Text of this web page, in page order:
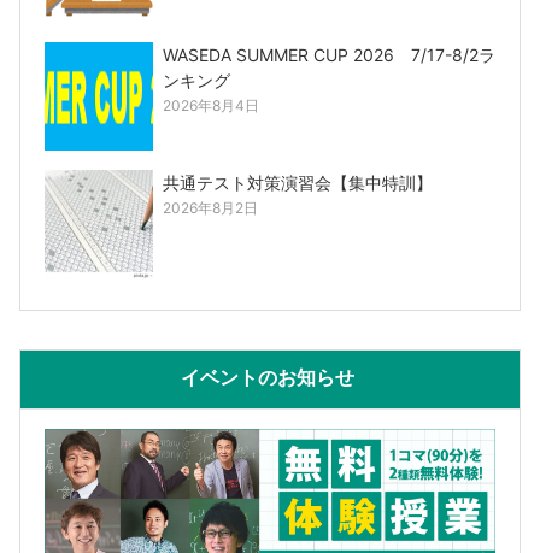
WASEDA SUMMER CUP 2026 7/17-8/2ラ
ンキング
2026年8月4日
共通テスト対策演習会【集中特訓】
2026年8月2日
イベントのお知らせ